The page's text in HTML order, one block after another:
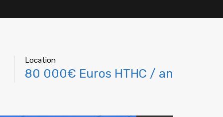
Location
80 000€ Euros HTHC / an